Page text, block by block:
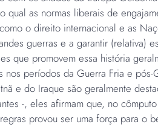
qual as normas liberais de
o direito internacional e as
guerras e a garantir (relativa)
que promovem essa história
períodos da Guerra Fria e pós-
e do Iraque são geralmente
-, eles afirmam que, no
provou ser uma força para o